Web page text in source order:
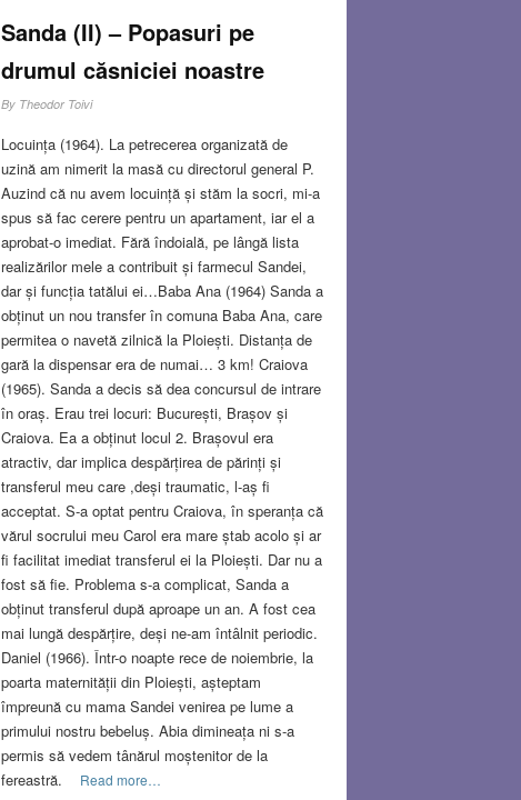
Sanda (II) – Popasuri pe
drumul căsniciei noastre
By Theodor Toivi
Locuința (1964). La petrecerea organizată de
uzină am nimerit la masă cu directorul general P.
Auzind că nu avem locuință și stăm la socri, mi-a
spus să fac cerere pentru un apartament, iar el a
aprobat-o imediat. Fără îndoială, pe lângă lista
realizărilor mele a contribuit și farmecul Sandei,
dar și funcția tatălui ei…Baba Ana (1964) Sanda a
obținut un nou transfer în comuna Baba Ana, care
permitea o navetă zilnică la Ploiești. Distanța de
gară la dispensar era de numai… 3 km! Craiova
(1965). Sanda a decis să dea concursul de intrare
în oraș. Erau trei locuri: București, Brașov și
Craiova. Ea a obținut locul 2. Brașovul era
atractiv, dar implica despărțirea de părinți și
transferul meu care ,deși traumatic, l-aș fi
acceptat. S-a optat pentru Craiova, în speranța că
vărul socrului meu Carol era mare ștab acolo și ar
fi facilitat imediat transferul ei la Ploiești. Dar nu a
fost să fie. Problema s-a complicat, Sanda a
obținut transferul după aproape un an. A fost cea
mai lungă despărțire, deși ne-am întâlnit periodic.
Daniel (1966). Într-o noapte rece de noiembrie, la
poarta maternității din Ploiești, așteptam
împreună cu mama Sandei venirea pe lume a
primului nostru bebeluș. Abia dimineața ni s-a
permis să vedem tânărul moștenitor de la
fereastră.
Read more…